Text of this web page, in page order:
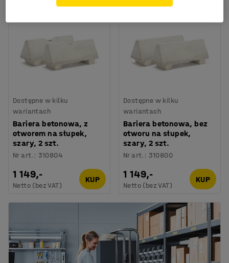
Dostępne w kilku
wariantach
Bariera betonowa, z
otworem na słupek,
szary, 2 szt.
Nr art. : 310804
1 149,-
Netto (bez VAT)
KUP
Dostępne w kilku
wariantach
Bariera betonowa, bez
otworu na słupek,
szary, 2 szt.
Nr art. : 310800
1 149,-
Netto (bez VAT)
KUP